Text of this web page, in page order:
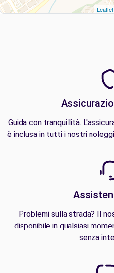
Leaflet
Guida con tranquillità.
è inclusa in tutti i nostri
Problemi sulla strada? Il
disponibile in qualsiasi
senza